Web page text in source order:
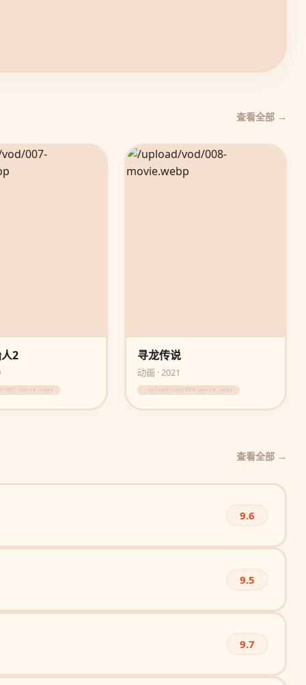
查看全部 →
2
007-movie.webp
寻龙传说
动画 · 2021
/upload/vod/008-movie.webp
查看全部 →
9.6
9.5
9.7